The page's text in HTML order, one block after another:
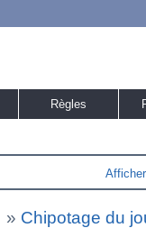
Règles
» Chipotage du